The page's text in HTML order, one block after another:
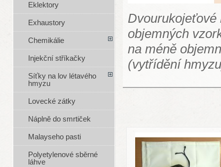
objemných
na méně
(vytřídění
Eklektory
Exhaustory
Chemikálie
Injekční stříkačky
Síťky na lov létavého
hmyzu
Lovecké zátky
Náplně do smrtiček
Malayseho pasti
Polyetylenové sběrné
láhve